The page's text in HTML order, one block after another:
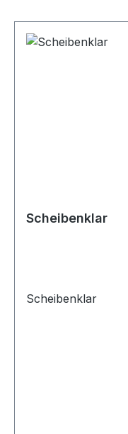
Scheibenklar
Scheibenklar